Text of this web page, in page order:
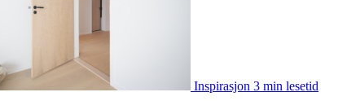
Inspirasjon 3 min lesetid